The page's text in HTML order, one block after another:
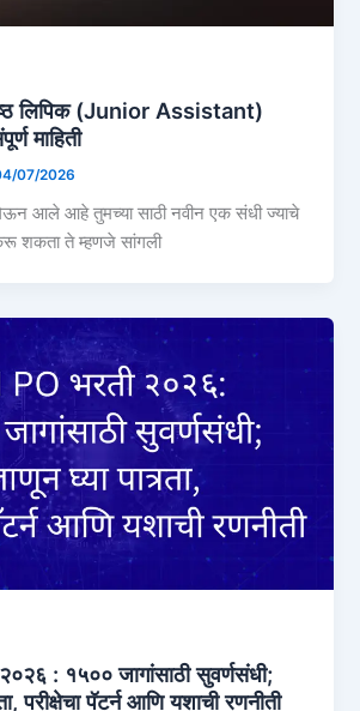
लिपिक (Junior Assistant)
माहिती
07/2026
आले आहे तुमच्या साठी नवीन एक संधी ज्याचे
शकता ते म्हणजे सांगली
: १५०० जागांसाठी सुवर्णसंधी;
परीक्षेचा पॅटर्न आणि यशाची रणनीती